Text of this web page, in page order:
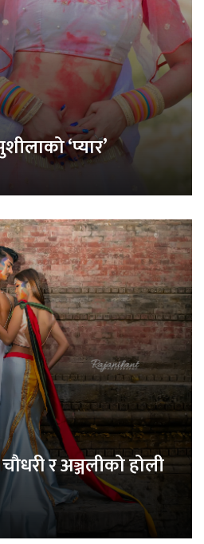
‘प्यार’
र अञ्जलीको होली